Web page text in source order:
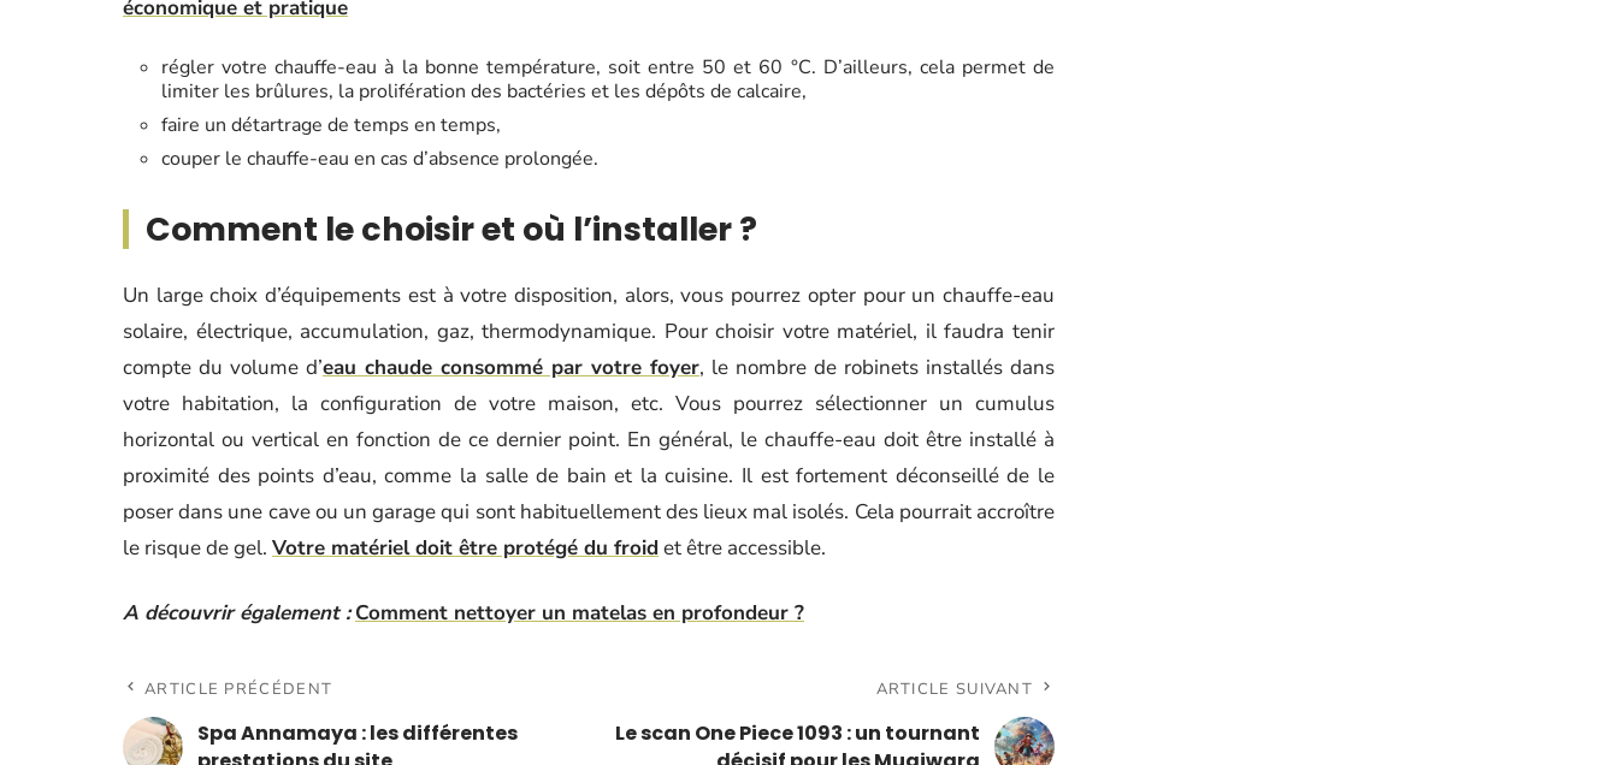
économique et pratique
régler votre chauffe-eau à la bonne température, soit entre 50 et 60 °C. D’ailleurs, cela permet de
limiter les brûlures, la prolifération des bactéries et les dépôts de calcaire,
faire un détartrage de temps en temps,
couper le chauffe-eau en cas d’absence prolongée.
Comment le choisir et où l’installer ?
Un large choix d’équipements est à votre disposition, alors, vous pourrez opter pour un chauffe-eau
solaire, électrique, accumulation, gaz, thermodynamique. Pour choisir votre matériel, il faudra tenir
compte du volume d’eau chaude consommé par votre foyer, le nombre de robinets installés dans
votre habitation, la configuration de votre maison, etc. Vous pourrez sélectionner un cumulus
horizontal ou vertical en fonction de ce dernier point. En général, le chauffe-eau doit être installé à
proximité des points d’eau, comme la salle de bain et la cuisine. Il est fortement déconseillé de le
poser dans une cave ou un garage qui sont habituellement des lieux mal isolés. Cela pourrait accroître
le risque de gel. Votre matériel doit être protégé du froid et être accessible.
A découvrir également : Comment nettoyer un matelas en profondeur ?
ARTICLE PRÉCÉDENT
Spa Annamaya : les différentes
ARTICLE SUIVANT
Le scan One Piece 1093 : un tournant